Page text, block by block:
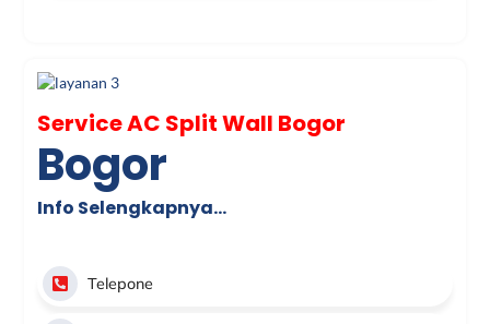
Service AC Split Wall Bogor
Bogor
Info Selengkapnya…
Telepone